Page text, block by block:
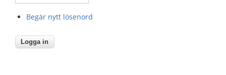
Begär nytt lösenord